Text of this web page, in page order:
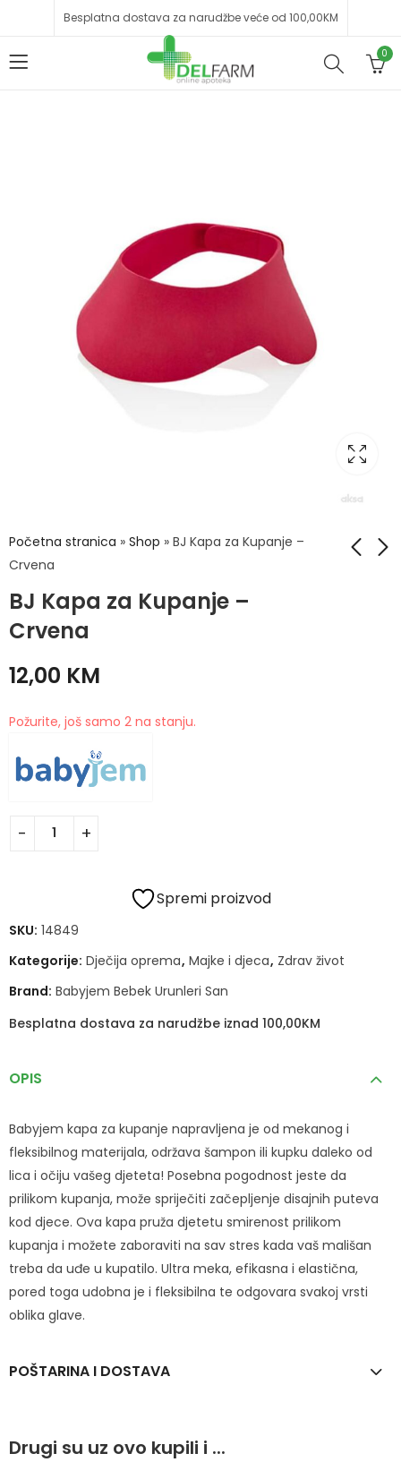
Besplatna dostava za narudžbe veće od 100,00KM
0
Početna stranica » Shop » BJ Kapa za Kupanje –
Crvena
BJ Kapa za Kupanje –
Crvena
12,00 KM
Požurite, još samo 2 na stanju.
Spremi proizvod
SKU: 14849
Kategorije: Dječija oprema, Majke i djeca, Zdrav život
Brand: Babyjem Bebek Urunleri San
Besplatna dostava za narudžbe iznad 100,00KM
OPIS
Babyjem kapa za kupanje napravljena je od mekanog i
fleksibilnog materijala, održava šampon ili kupku daleko od
lica i očiju vašeg djeteta! Posebna pogodnost jeste da
prilikom kupanja, može spriječiti začepljenje disajnih puteva
kod djece. Ova kapa pruža djetetu smirenost prilikom
kupanja i možete zaboraviti na sav stres kada vaš mališan
treba da uđe u kupatilo. Ultra meka, efikasna i elastična,
pored toga udobna je i fleksibilna te odgovara svakoj vrsti
oblika glave.
POŠTARINA I DOSTAVA
Drugi su uz ovo kupili i ...